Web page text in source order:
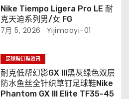
Nike Tiempo Ligera Pro LE 耐
克天迫系列男/女 FG
7月 5, 2026 Yijimaoyi-01
足球鞋钉鞋资讯
耐克低帮幻影GX III黑灰绿色双层
防水鱼丝全针织草钉足球鞋Nike
Phantom GX III Elite TF35-45